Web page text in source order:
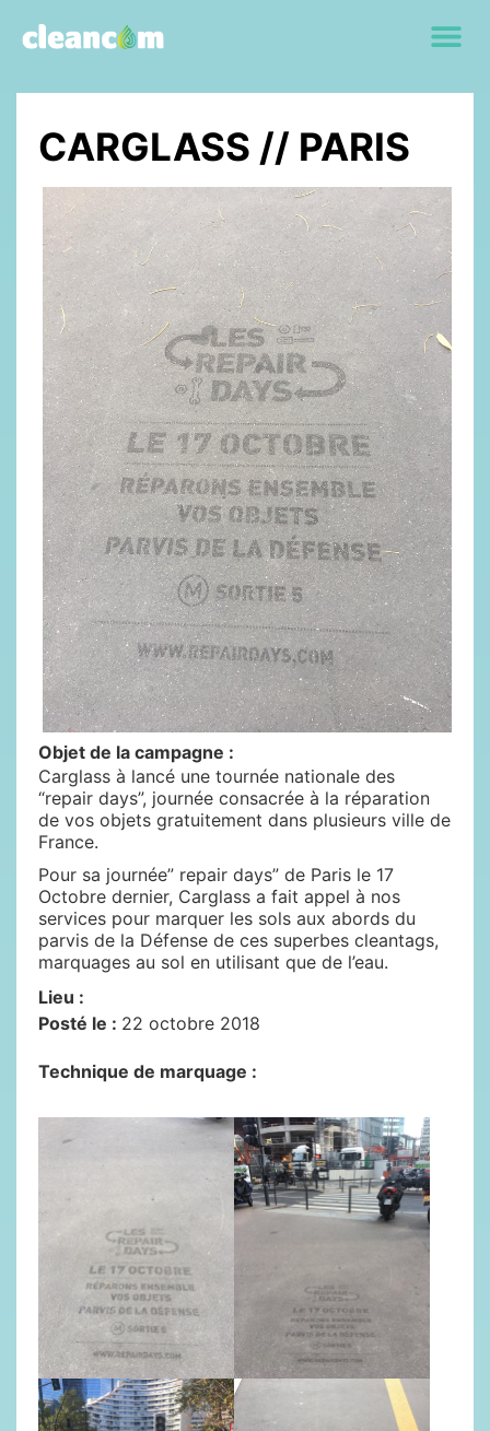
CARGLASS // PARIS
Objet de la campagne :
Carglass à lancé une tournée nationale des
“repair days”, journée consacrée à la réparation
de vos objets gratuitement dans plusieurs ville de
France.
Pour sa journée” repair days” de Paris le 17
Octobre dernier, Carglass a fait appel à nos
services pour marquer les sols aux abords du
parvis de la Défense de ces superbes cleantags,
marquages au sol en utilisant que de l’eau.
Lieu :
Posté le : 22 octobre 2018
Technique de marquage :